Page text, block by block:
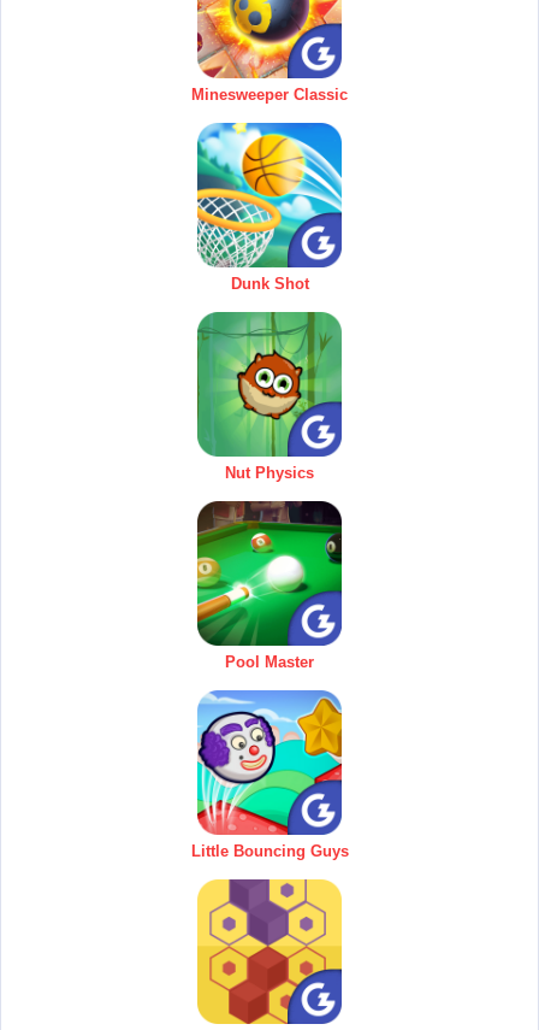
Minesweeper Classic
Dunk Shot
Nut Physics
Pool Master
Little Bouncing Guys